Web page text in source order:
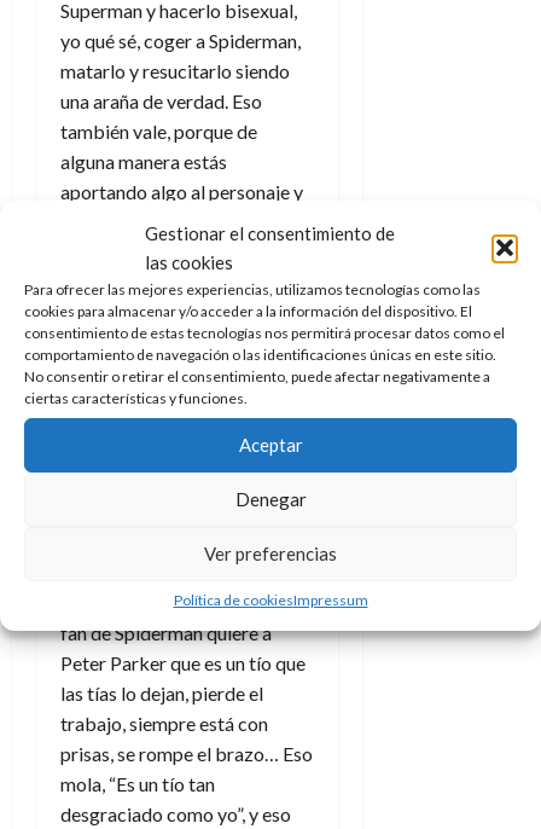
Gestionar el consentimiento de
las cookies
Para ofrecer las mejores experiencias, utilizamos tecnologías como las
cookies para almacenar y/o acceder a la información del dispositivo. El
consentimiento de estas tecnologías nos permitirá procesar datos como el
comportamiento de navegación o las identificaciones únicas en este sitio.
No consentir o retirar el consentimiento, puede afectar negativamente a
ciertas características y funciones.
Aceptar
Denegar
Ver preferencias
Política de cookiesImpressum
Superman y hacerlo bisexual,
yo qué sé, coger a Spiderman,
matarlo y resucitarlo siendo
una araña de verdad. Eso
también vale, porque de
alguna manera estás
aportando algo al personaje y
sigues hablando de él.
Después, durante toda esa
tormenta de una renovación
que ha traumatizado a todos
los fans, cogen y vuelven a las
raíces y te vuelven a contar la
misma historia solo que ahora
que resulta que es
un tío que está casado, tiene
dos hijos y eso ha ayudado, ha
ido bien, lo que pasa es que el
fan de Spiderman quiere a
Peter Parker que es un tío que
las tías lo dejan, pierde el
trabajo, siempre está con
prisas, se rompe el brazo… Eso
mola, “Es un tío tan
desgraciado como yo”, y eso